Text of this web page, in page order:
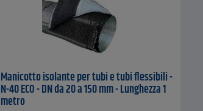
Manicotto isolante per tubi e tubi flessibili -
N-40 ECO - DN da 20 a 150 mm - Lunghezza 1
metro